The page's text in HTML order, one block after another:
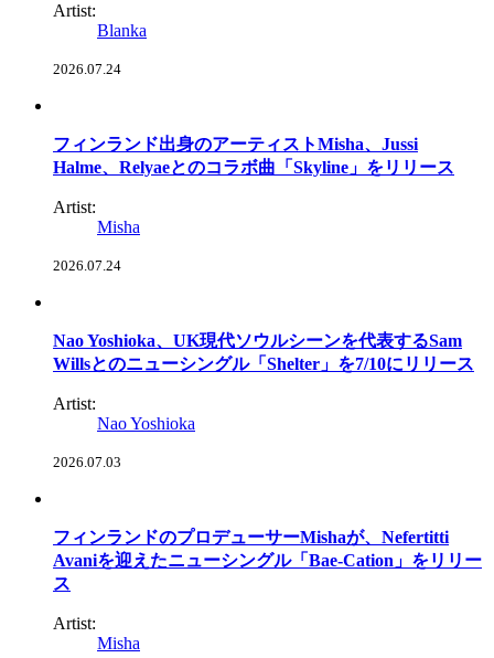
Artist:
Blanka
2026.07.24
フィンランド出身のアーティストMisha、Jussi
Halme、Relyaeとのコラボ曲「Skyline」をリリース
Artist:
Misha
2026.07.24
Nao Yoshioka、UK現代ソウルシーンを代表するSam
Willsとのニューシングル「Shelter」を7/10にリリース
Artist:
Nao Yoshioka
2026.07.03
フィンランドのプロデューサーMishaが、Nefertitti
Avaniを迎えたニューシングル「Bae-Cation」をリリー
ス
Artist:
Misha